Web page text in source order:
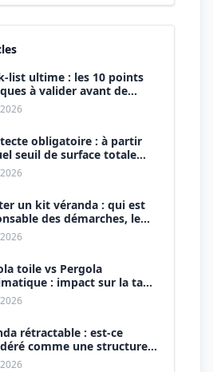
list ultime : les 10 points
à valider avant de
le devis.
obligatoire : à partir
seuil de surface totale
+ Véranda) ?
un kit véranda : qui est
des démarches, le
ou vous ?
toile vs Pergola
: impact sur la taxe
rétractable : est-ce
comme une structure
?